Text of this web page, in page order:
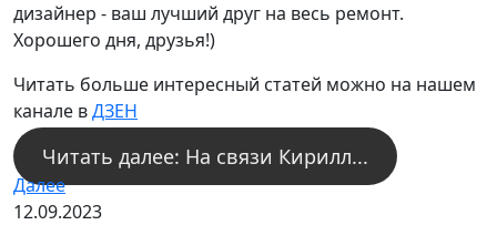
дизайнер - ваш лучший друг на весь ремонт.
Хорошего дня, друзья!)
Читать больше интересный статей можно на нашем
канале вДЗЕН
Читать далее: На связи Кирилл...
Далее
12.09.2023